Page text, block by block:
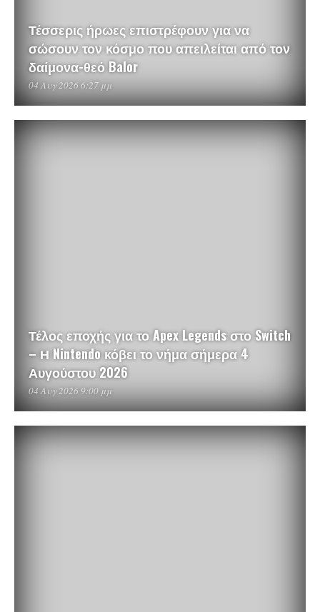
Τέσσερις ήρωες επιστρέφουν για να
σώσουν τον κόσμο που απειλείται από τον
δαίμονα-θεό Balor
04 Αυγ 2026 6:27 μμ
Τέλος εποχής για το Apex Legends στο Switch
– Η Nintendo κόβει το νήμα σήμερα 4
Αυγούστου 2026
04 Αυγ 2026 9:00 μμ